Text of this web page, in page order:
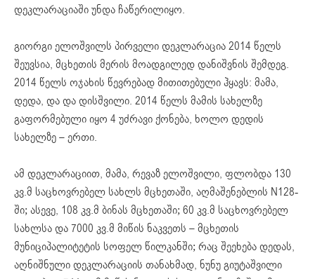
დეკლარაციაში უნდა ჩაწერილიყო.
გიორგი ელოშვილს პირველი დეკლარაცია 2014 წელს
შეუვსია, მცხეთის მერის მოადგილედ დანიშვნის შემდეგ.
2014 წელს ოჯახის წევრებად მითითებული ჰყავს: მამა,
დედა, და და დისშვილი. 2014 წელს მამის სახელზე
გაფორმებული იყო 4 უძრავი ქონება, ხოლო დედის
სახელზე – ერთი.
ამ დეკლარაციით, მამა, რევაზ ელოშვილი, ფლობდა 130
კვ.მ საცხოვრებელ სახლს მცხეთაში, აღმაშენებლის N128-
ში; ასევე, 108 კვ.მ ბინას მცხეთაში; 60 კვ.მ საცხოვრებელ
სახლსა და 7000 კვ.მ მიწის ნაკვეთს – მცხეთის
მუნიციპალიტეტის სოფელ წილკანში; რაც შეეხება დედას,
აღნიშნული დეკლარაციის თანახმად, ნუნუ გიუტაშვილი